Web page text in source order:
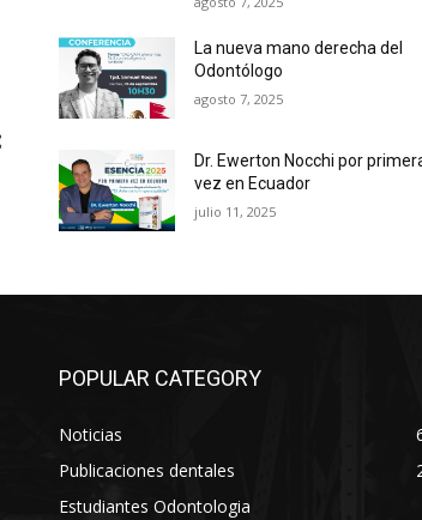
La nueva mano derecha del
Odontólogo
agosto 7, 2025
Dr. Ewerton Nocchi por
vez en Ecuador
julio 11, 2025
POPULAR CATEGORY
Noticias
Publicaciones dentales
Estudiantes Odontologia